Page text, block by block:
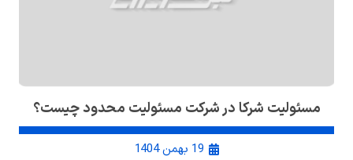
مسئولیت شرکا در شرکت مسئولیت محدود چیست؟
19 بهمن 1404